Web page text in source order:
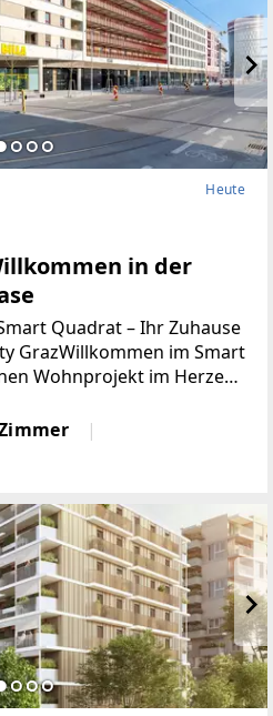
Heute
in der
Quadrat – Ihr Zuhause
GrazWillkommen im Smart
Wohnprojekt im Herzen
für Familien,
oder Best Ager, die